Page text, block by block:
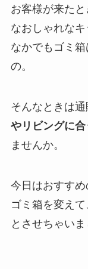
お客様が来た
なおしゃれなキ
なかでもゴミ
の。
そんなときは通
やリビングに
ませんか。
今日はおすすめ
ゴミ箱を変え
とさせちゃいま